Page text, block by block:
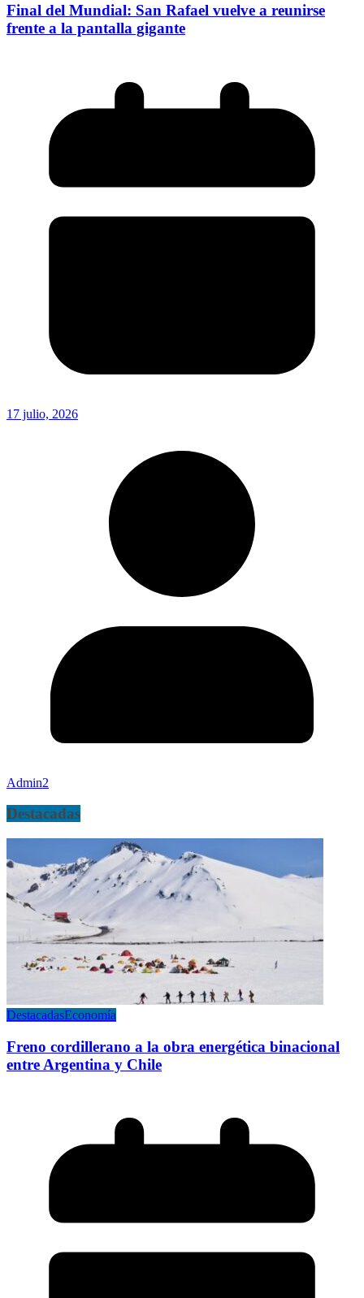
Final del Mundial: San Rafael vuelve a reunirse
frente a la pantalla gigante
17 julio, 2026
Admin2
Destacadas
DestacadasEconomía
Freno cordillerano a la obra energética binacional
entre Argentina y Chile